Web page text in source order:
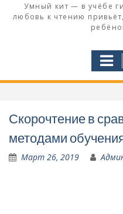
Умный кит — в учёбе
любовь к чтению
Скорочтение в
методами
Март 26, 2019